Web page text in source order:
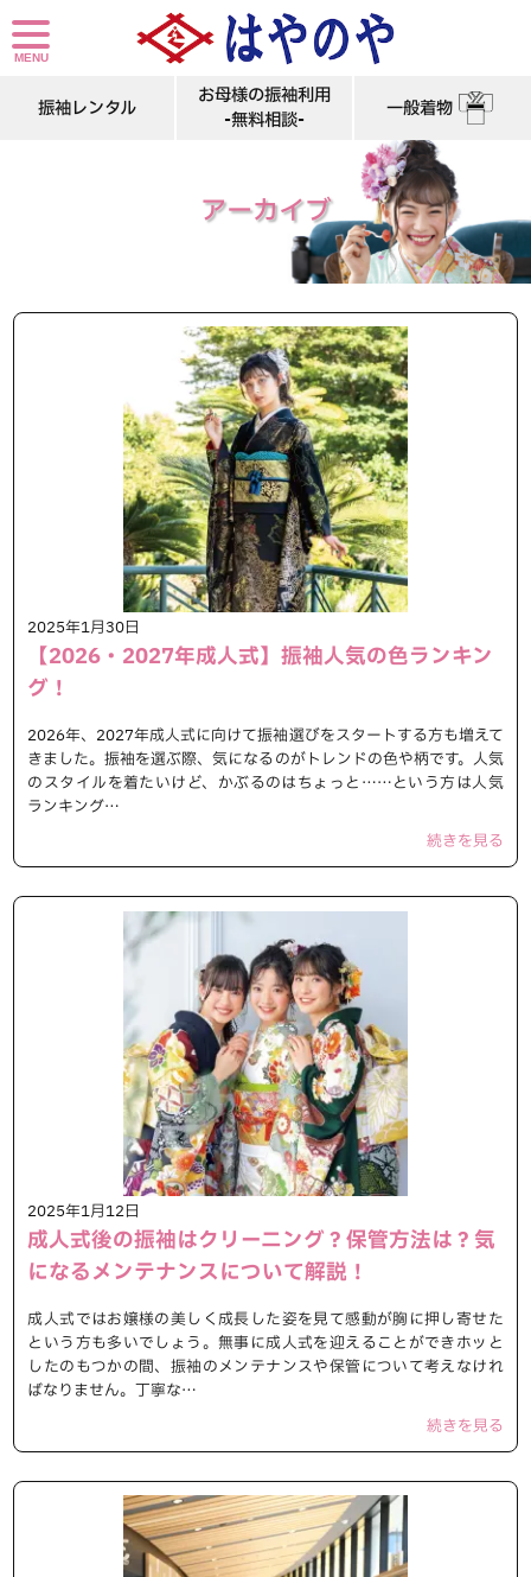
振袖レンタル
お母様の振袖利用
-無料相談-
一般着物
アーカイブ
2025年1月30日
【2026・2027年成人式】振袖人気の色ランキン
グ！
2026年、2027年成人式に向けて振袖選びをスタートする方も増えて
きました。振袖を選ぶ際、気になるのがトレンドの色や柄です。人気
のスタイルを着たいけど、かぶるのはちょっと……という方は人気
ランキング…
続きを見る
2025年1月12日
成人式後の振袖はクリーニング？保管方法は？気
になるメンテナンスについて解説！
成人式ではお嬢様の美しく成長した姿を見て感動が胸に押し寄せた
という方も多いでしょう。無事に成人式を迎えることができホッと
したのもつかの間、振袖のメンテナンスや保管について考えなけれ
ばなりません。丁寧な…
続きを見る